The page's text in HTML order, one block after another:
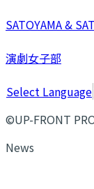
SATOYAMA &
演劇女子部
Select Language
©UP-FRONT
News